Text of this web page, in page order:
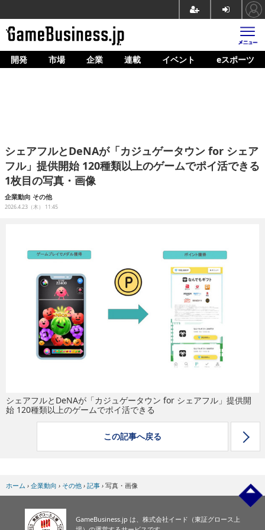
ホーム
企業動向
人材育成
産業政策
イベント/セミナー
eスポーツ
開発 市場 企業 連載 イベント eスポーツ
シェアフルとDeNAが「カジュゲータウン for シェア
フル」提供開始 120種類以上のゲームでポイ活できる
1枚目の写真・画像
企業動向 その他
2026.4.23（木） 11:45
シェアフルとDeNAが「カジュゲータウン for シェアフル」提供開
始 120種類以上のゲームでポイ活できる
この記事へ戻る
ホーム › 企業動向 › その他 › 記事 › 写真・画像
GameBusiness.jp は、株式会社イード（東証グロース上